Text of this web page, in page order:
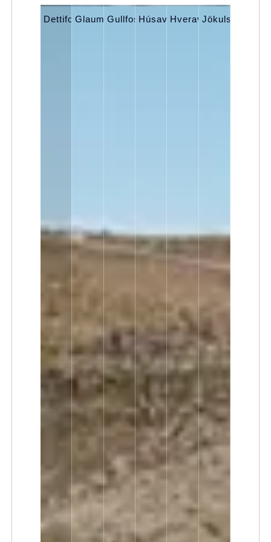
DettifossGlaumbærGullfossHúsavíkHveravellirJökulsárlón